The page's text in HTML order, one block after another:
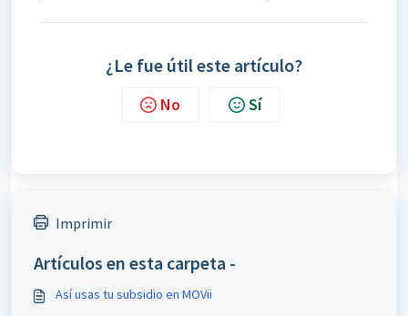
¿Le fue útil este artículo?
No Sí
Imprimir
Artículos en esta carpeta -
Así usas tu subsidio en MOVii